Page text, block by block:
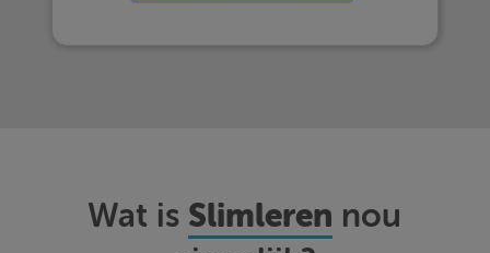
Wat is Slimleren nou